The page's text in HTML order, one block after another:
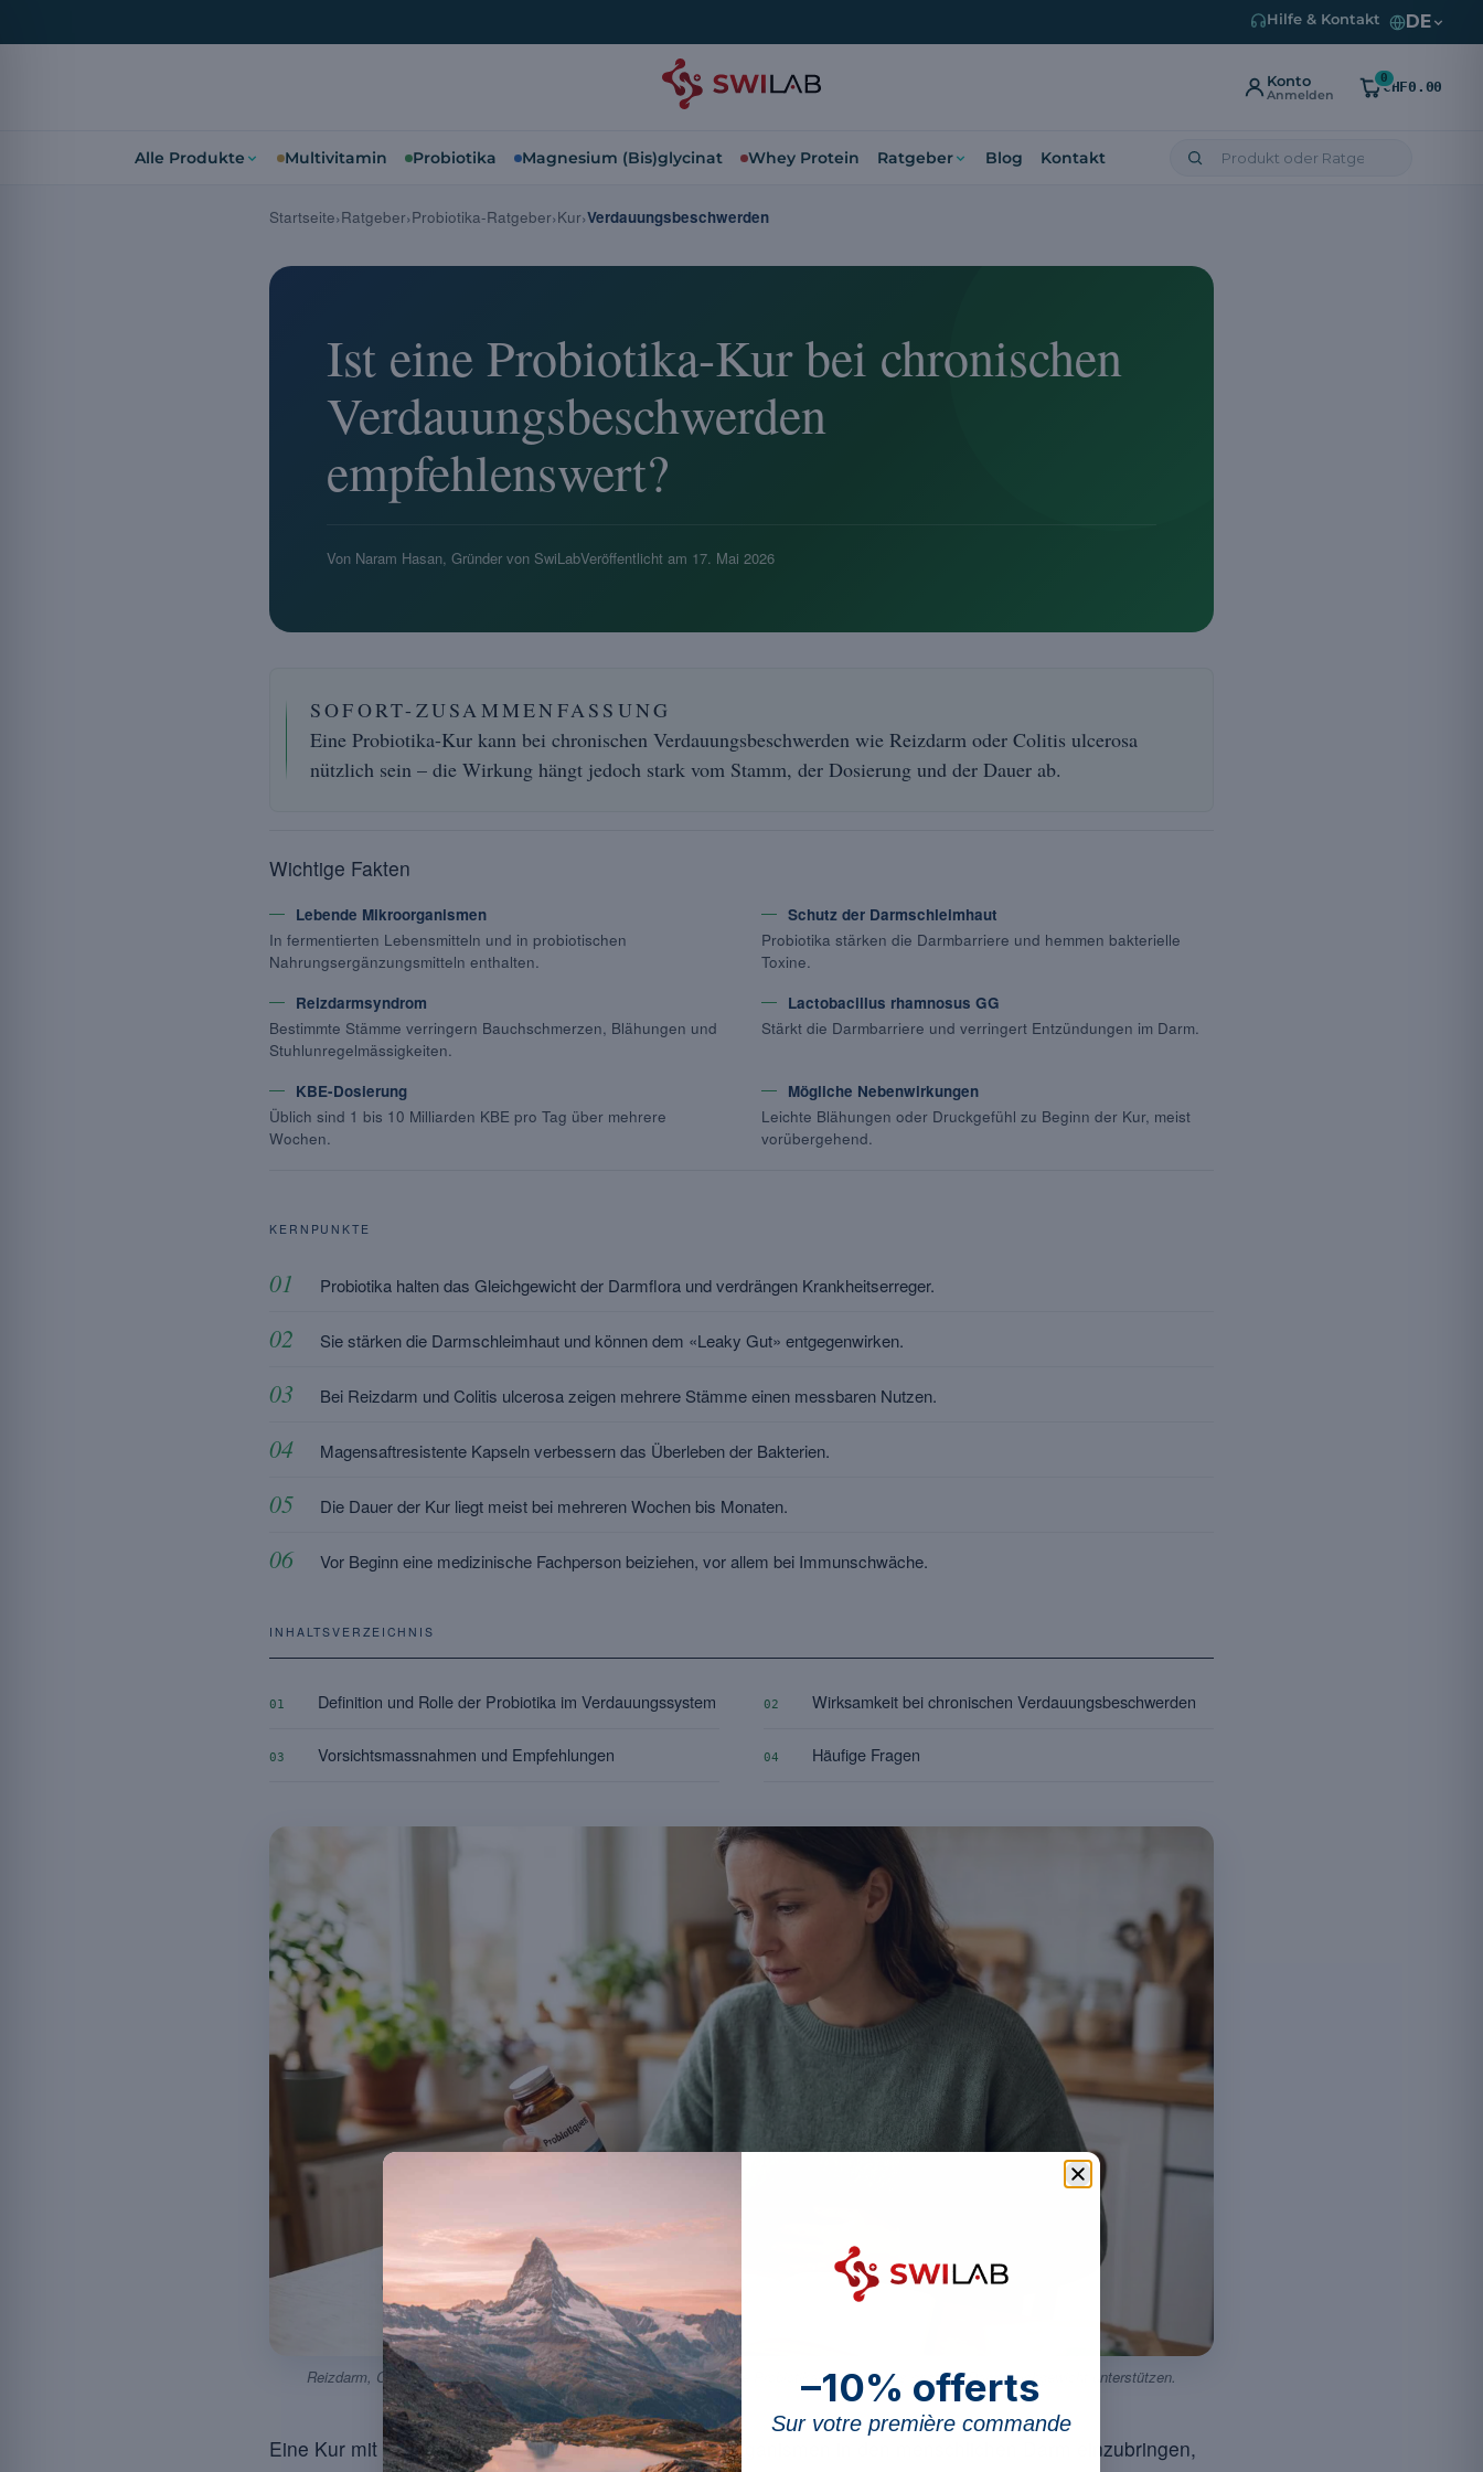
Hilfe & Kontakt DE
Konto
Anmelden
0
CHF0.00
Alle Produkte Multivitamin Probiotika Magnesium (Bis)glycinat Whey Protein Ratgeber Blog Kontakt
Ist eine Probiotika-Kur bei chronischen
Verdauungsbeschwerden
empfehlenswert?
Von Naram Hasan, Gründer von SwiLabVeröffentlicht am 17. Mai 2026
SOFORT-ZUSAMMENFASSUNG
Eine Probiotika-Kur kann bei chronischen Verdauungsbeschwerden wie Reizdarm oder Colitis ulcerosa
nützlich sein – die Wirkung hängt jedoch stark vom Stamm, der Dosierung und der Dauer ab.
Wichtige Fakten
Lebende Mikroorganismen
In fermentierten Lebensmitteln und in probiotischen
Nahrungsergänzungsmitteln enthalten.
Schutz der Darmschleimhaut
Probiotika stärken die Darmbarriere und hemmen bakterielle
Toxine.
Reizdarmsyndrom
Bestimmte Stämme verringern Bauchschmerzen, Blähungen und
Stuhlunregelmässigkeiten.
Lactobacillus rhamnosus GG
Stärkt die Darmbarriere und verringert Entzündungen im Darm.
KBE-Dosierung
Üblich sind 1 bis 10 Milliarden KBE pro Tag über mehrere
Wochen.
Mögliche Nebenwirkungen
Leichte Blähungen oder Druckgefühl zu Beginn der Kur, meist
vorübergehend.
KERNPUNKTE
Probiotika halten das Gleichgewicht der Darmflora und verdrängen Krankheitserreger.
Sie stärken die Darmschleimhaut und können dem «Leaky Gut» entgegenwirken.
Bei Reizdarm und Colitis ulcerosa zeigen mehrere Stämme einen messbaren Nutzen.
Magensaftresistente Kapseln verbessern das Überleben der Bakterien.
Die Dauer der Kur liegt meist bei mehreren Wochen bis Monaten.
Vor Beginn eine medizinische Fachperson beiziehen, vor allem bei Immunschwäche.
INHALTSVERZEICHNIS
01 Definition und Rolle der Probiotika im Verdauungssystem 02 Wirksamkeit bei chronischen Verdauungsbeschwerden
03 Vorsichtsmassnahmen und Empfehlungen 04 Häufige Fragen
Reizdarm, Colitis ulcerosa oder anhaltende Blähungen – eine gezielte Probiotika-Kur kann das gestörte Darmgleichgewicht unterstützen.
Eine Kur mit Probiotikabesteht darin, lebende Mikroorganismen in den menschlichen Darm einzubringen,
Startseite Ratgeber Probiotika-Ratgeber Kur Verdauungsbeschwerden
–10% offerts
Sur votre première commande